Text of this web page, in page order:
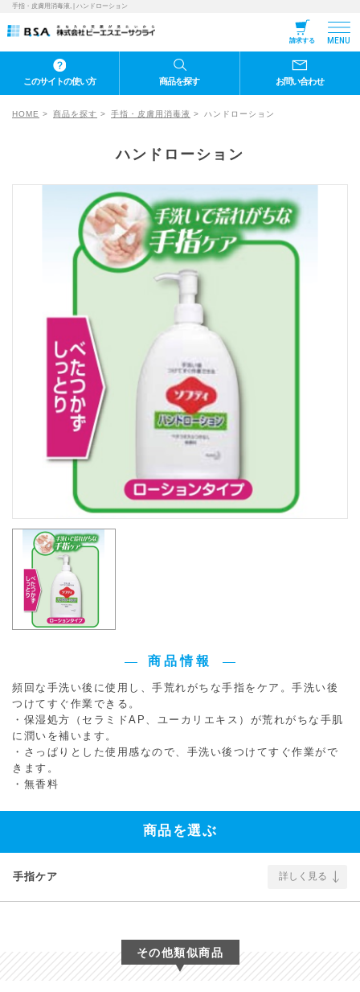
手指・皮膚用消毒液, | ハンドローション
請求する MENU
このサイトの使い方 商品を探す お問い合わせ
HOME 商品を探す 手指・皮膚用消毒液 ハンドローション
ハンドローション
商品情報
頻回な手洗い後に使用し、手荒れがちな手指をケア。手洗い後
つけてすぐ作業できる。
・保湿処方（セラミドAP、ユーカリエキス）が荒れがちな手肌
に潤いを補います。
・さっぱりとした使用感なので、手洗い後つけてすぐ作業がで
きます。
・無香料
商品を選ぶ
手指ケア 詳しく見る
その他類似商品